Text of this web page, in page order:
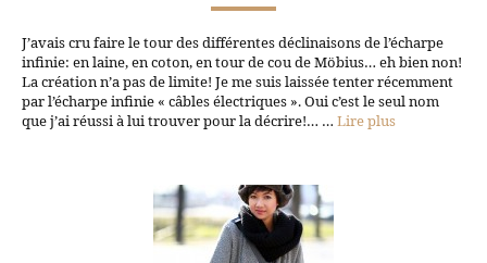
J’avais cru faire le tour des différentes déclinaisons de l’écharpe
infinie: en laine, en coton, en tour de cou de Möbius… eh bien non!
La création n’a pas de limite! Je me suis laissée tenter récemment
par l’écharpe infinie « câbles électriques ». Oui c’est le seul nom
que j’ai réussi à lui trouver pour la décrire!… … Lire plus